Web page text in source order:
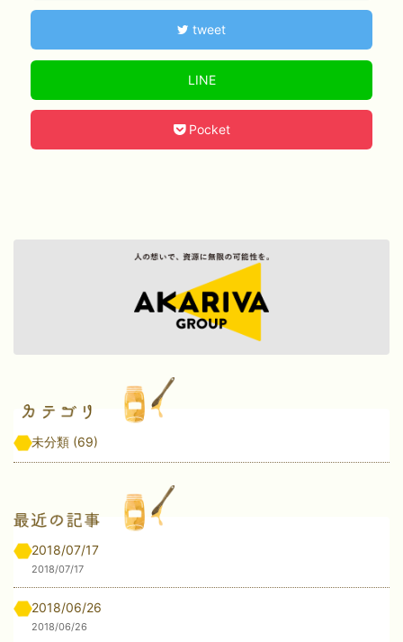
tweet
LINE
Pocket
未分類 (69)
2018/07/17
2018/07/17
2018/06/26
2018/06/26